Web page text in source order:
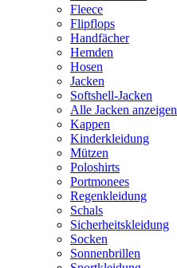
Fleece
Flipflops
Handfächer
Hemden
Hosen
Jacken
Softshell-Jacken
Alle Jacken anzeigen
Kappen
Kinderkleidung
Mützen
Poloshirts
Portmonees
Regenkleidung
Schals
Sicherheitskleidung
Socken
Sonnenbrillen